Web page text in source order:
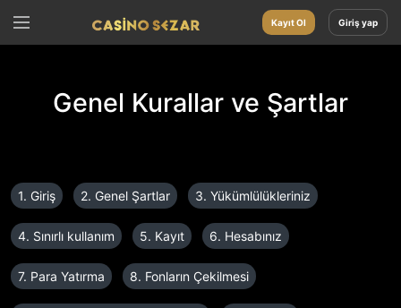
Kayıt Ol Giriş yap
Genel Kurallar ve Şartlar
1. Giriş 2. Genel Şartlar 3. Yükümlülükleriniz
4. Sınırlı kullanım 5. Kayıt 6. Hesabınız
7. Para Yatırma 8. Fonların Çekilmesi